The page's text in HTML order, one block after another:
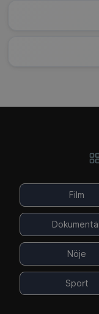
Film
Nöje
Sport